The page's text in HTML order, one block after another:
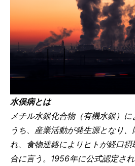
水俣病とは
メチル水銀化合物（有機水銀）
うち、産業活動が発生源となり
れ、食物連絡によりヒトが経口
合に言う。1956年に公式認定され